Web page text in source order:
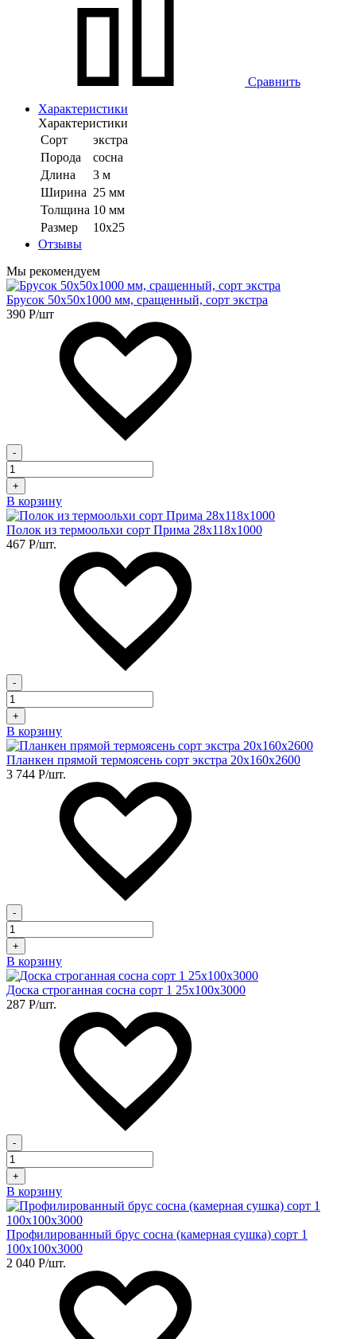
Сравнить
Характеристики
Характеристики
Сорт
экстра
Порода
сосна
Длина
3 м
Ширина 25 мм
Толщина 10 мм
Размер
10х25
Отзывы
Мы рекомендуем
Брусок 50х50х1000 мм, сращенный, сорт экстра
390 Р/шт
-
+
В корзину
Полок из термоольхи сорт Прима 28х118х1000
467 Р/шт.
-
+
В корзину
Планкен прямой термоясень сорт экстра 20х160х2600
3 744 Р/шт.
-
+
В корзину
Доска строганная сосна сорт 1 25х100х3000
287 Р/шт.
-
+
В корзину
Профилированный брус сосна (камерная сушка) сорт 1
100х100х3000
2 040 Р/шт.